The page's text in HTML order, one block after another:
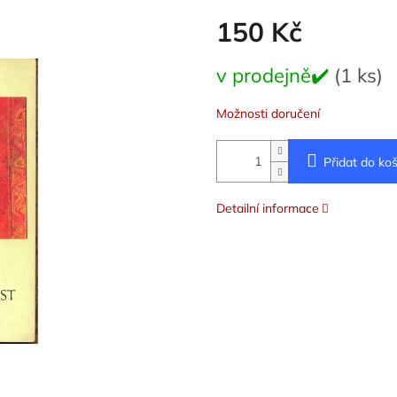
150 Kč
cena:
v prodejně✔️ (1 ks)
Možnosti doručení
Přidat do
Detailní informace